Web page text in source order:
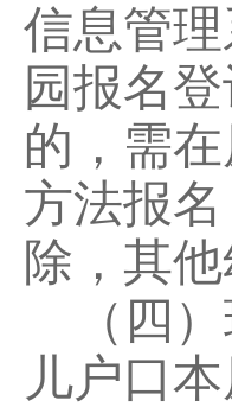
信息管
园报名
的，需
方法报
除，其
（四）
儿户口